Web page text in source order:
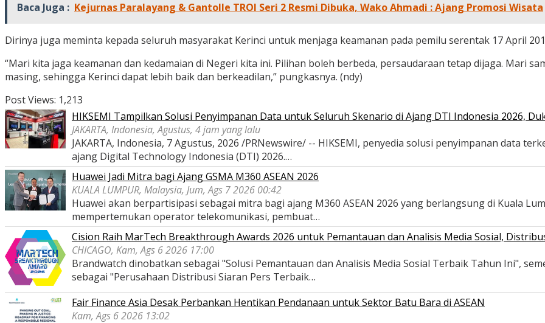
Baca Juga : Kejurnas Paralayang & Gantolle TROI Seri 2 Resmi Dibuka, Wako Ahmadi : Ajang Promosi Wisata
Dirinya juga meminta kepada seluruh masyarakat Kerinci untuk menjaga keamanan pada pemilu serentak 17 April
“Mari kita jaga keamanan dan kedamaian di Negeri kita ini. Pilihan boleh berbeda, persaudaraan tetap dijaga. Mari
masing, sehingga Kerinci dapat lebih baik dan berkeadilan,” pungkasnya. (ndy)
Post Views: 1,213
HIKSEMI Tampilkan Solusi Penyimpanan Data untuk Seluruh Skenario di Ajang DTI Indonesia 2026,
JAKARTA, Indonesia, Agustus, 4 jam yang lalu
JAKARTA, Indonesia, 7 Agustus, 2026 /PRNewswire/ -- HIKSEMI, penyedia solusi penyimpanan data
ajang Digital Technology Indonesia (DTI) 2026.…
Huawei Jadi Mitra bagi Ajang GSMA M360 ASEAN 2026
KUALA LUMPUR, Malaysia, Jum, Ags 7 2026 00:42
Huawei akan berpartisipasi sebagai mitra bagi ajang M360 ASEAN 2026 yang berlangsung di Kuala
mempertemukan operator telekomunikasi, pembuat…
Cision Raih MarTech Breakthrough Awards 2026 untuk Pemantauan dan Analisis Media Sosial,
CHICAGO, Kam, Ags 6 2026 17:00
Brandwatch dinobatkan sebagai "Solusi Pemantauan dan Analisis Media Sosial Terbaik Tahun Ini",
sebagai "Perusahaan Distribusi Siaran Pers Terbaik…
Fair Finance Asia Desak Perbankan Hentikan Pendanaan untuk Sektor Batu Bara di ASEAN
Kam, Ags 6 2026 13:02